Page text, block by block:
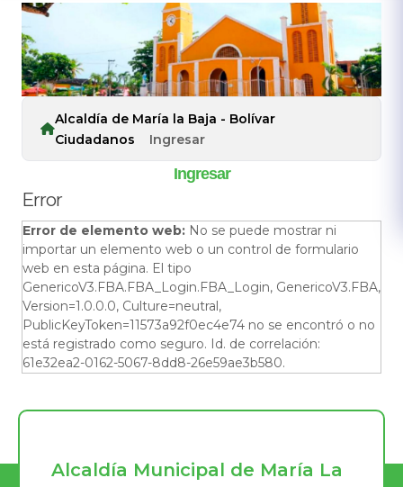
Alcaldía de María la Baja - Bolívar
Ciudadanos
Ingresar
Ingresar
Error
Error de elemento web: No se puede mostrar ni
importar un elemento web o un control de formulario
web en esta página. El tipo
GenericoV3.FBA.FBA_Login.FBA_Login, GenericoV3.FBA,
Version=1.0.0.0, Culture=neutral,
PublicKeyToken=11573a92f0ec4e74 no se encontró o no
está registrado como seguro. Id. de correlación:
61e32ea2-0162-5067-8dd8-26e59ae3b580.
Alcaldía Municipal de María La